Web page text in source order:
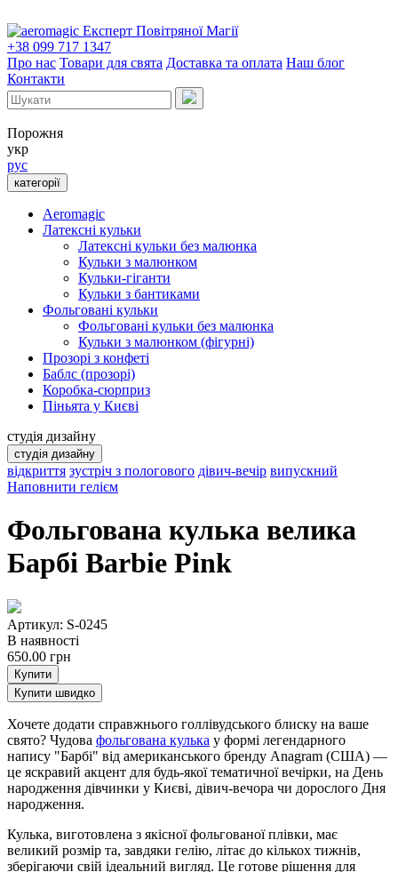
Експерт Повітряної Магії
+38 099 717 1347
Про нас Товари для свята Доставка та оплата Наш блог
Контакти
Порожня
укр
рус
категорії
Aeromagic
Латексні кульки
Латексні кульки без малюнка
Кульки з малюнком
Кульки-гіганти
Кульки з бантиками
Фольговані кульки
Фольговані кульки без малюнка
Кульки з малюнком (фігурні)
Прозорі з конфеті
Баблс (прозорі)
Коробка-сюрприз
Піньята у Києві
студія дизайну
студія дизайну
відкриття зустріч з пологового дівич-вечір випускний
Наповнити гелієм
Фольгована кулька велика
Барбі Barbie Pink
Артикул: S-0245
В наявності
650.00 грн
Купити
Купити швидко
Хочете додати справжнього голлівудського блиску на ваше
свято? Чудова фольгована кулька у формі легендарного
напису "Барбі" від американського бренду Anagram (США) —
це яскравий акцент для будь-якої тематичної вечірки, на День
народження дівчинки у Києві, дівич-вечора чи дорослого Дня
народження.
Кулька, виготовлена з якісної фольгованої плівки, має
великий розмір та, завдяки гелію, літає до кількох тижнів,
зберігаючи свій ідеальний вигляд. Це готове рішення для